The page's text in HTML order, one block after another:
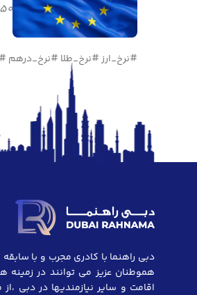
#نرخ_ارز #نرخ_طلا #نرخ_درهم
دبی راهنما با کادری مجرب و با
هموطنان عزیز می توانند در زمینه
اقامت و سایر نیازمندیها در دبی